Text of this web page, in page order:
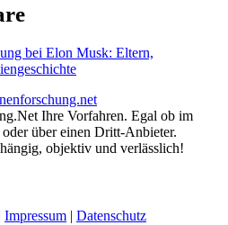
bei Elon Musk: Eltern,
Ihre Vorfahren. Egal ob im
über einen Dritt-Anbieter.
objektiv und verlässlich!
Impressum | Datenschutz